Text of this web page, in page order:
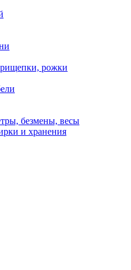
рожки
безмены, весы
и хранения